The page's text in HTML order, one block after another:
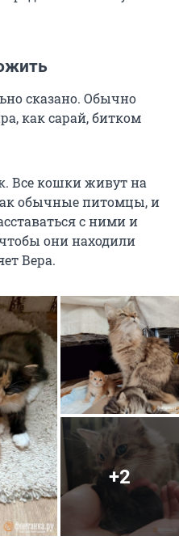
сказано. Обычно
как сарай, битком
Все кошки живут на
обычные питомцы, и
с ними и
чтобы они находили
Вера.
+2